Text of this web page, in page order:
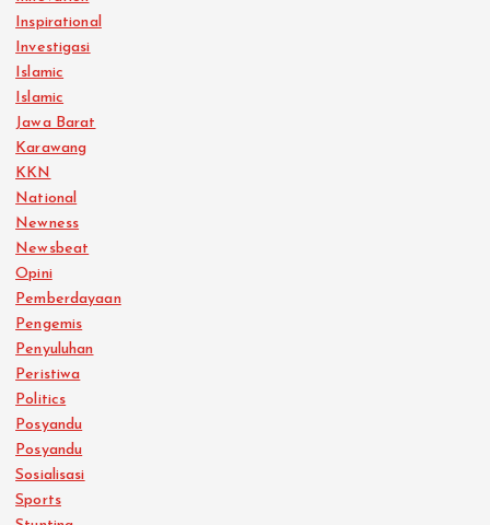
Inspirational
Investigasi
Islamic
Islamic
Jawa Barat
Karawang
KKN
National
Newness
Newsbeat
Opini
Pemberdayaan
Pengemis
Penyuluhan
Peristiwa
Politics
Posyandu
Posyandu
Sosialisasi
Sports